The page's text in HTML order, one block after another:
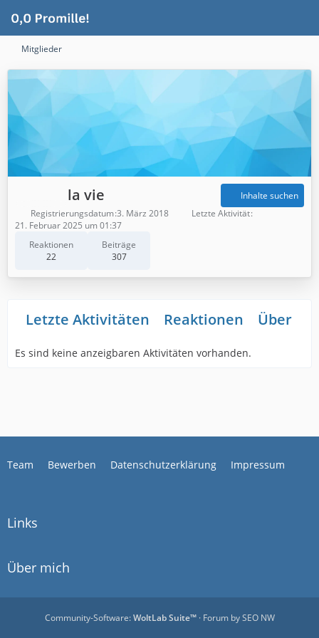
Mitglieder
la vie
Reaktionen
22
Beiträge
307
Inhalte suchen
Registrierungsdatum 3. März 2018
Letzte Aktivität
21. Februar 2025 um 01:37
Letzte Aktivitäten Reaktionen Über
Es sind keine anzeigbaren Aktivitäten vorhanden.
Team Bewerben Datenschutzerklärung Impressum
Links
Über mich
Community-Software:WoltLab Suite™· Forum bySEO NW